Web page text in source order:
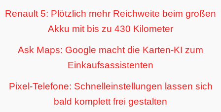
Renault 5: Plötzlich mehr Reichweite beim großen
Akku mit bis zu 430 Kilometer
Ask Maps: Google macht die Karten-KI zum
Einkaufsassistenten
Pixel-Telefone: Schnelleinstellungen lassen sich
bald komplett frei gestalten